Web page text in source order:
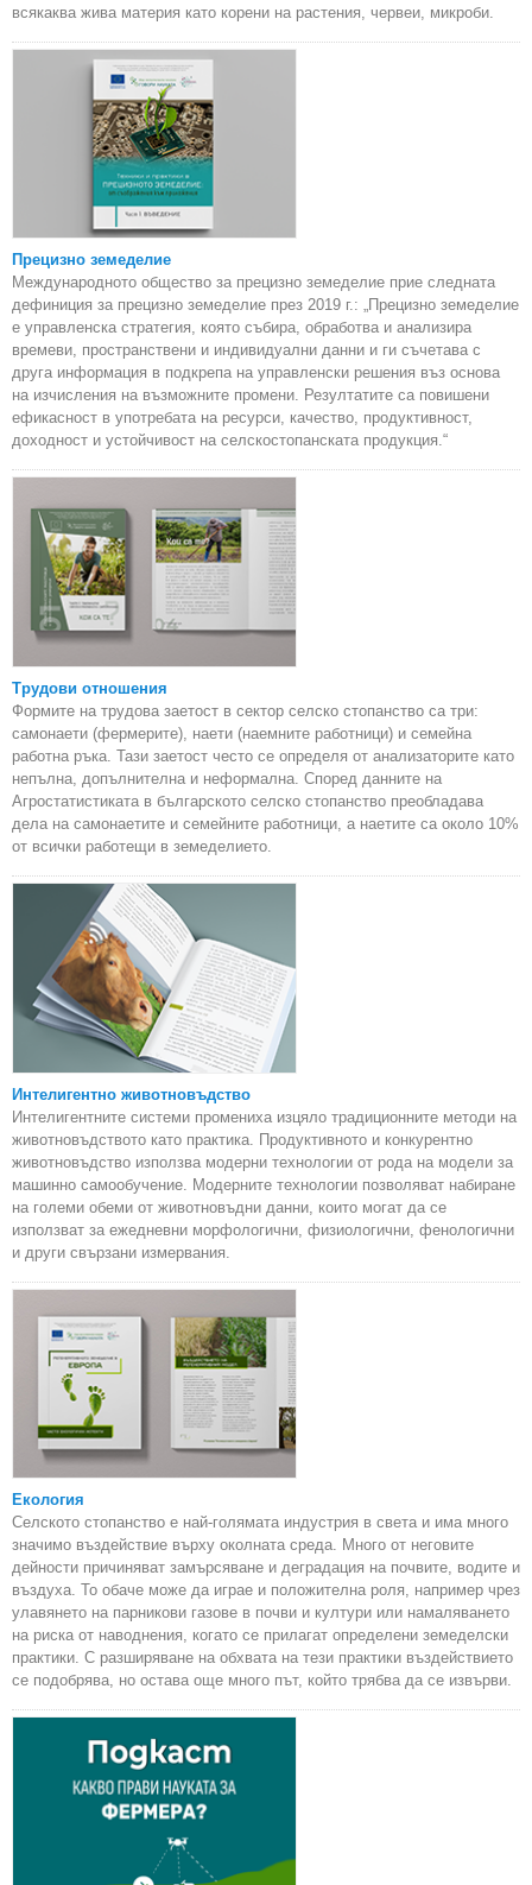
всякаква жива материя като корени на растения, червеи, микроби.
Прецизно земеделие
Международното общество за прецизно земеделие прие следната
дефиниция за прецизно земеделие през 2019 г.: „Прецизно земеделие
е управленска стратегия, която събира, обработва и анализира
времеви, пространствени и индивидуални данни и ги съчетава с
друга информация в подкрепа на управленски решения въз основа
на изчисления на възможните промени. Резултатите са повишени
ефикасност в употребата на ресурси, качество, продуктивност,
доходност и устойчивост на селскостопанската продукция.“
Трудови отношения
Формите на трудова заетост в сектор селско стопанство са три:
самонаети (фермерите), наети (наемните работници) и семейна
работна ръка. Тази заетост често се определя от анализаторите като
непълна, допълнителна и неформална. Според данните на
Агростатистиката в българското селско стопанство преобладава
дела на самонаетите и семейните работници, а наетите са около 10%
от всички работещи в земеделието.
Интелигентно животновъдство
Интелигентните системи промениха изцяло традиционните методи на
животновъдството като практика. Продуктивното и конкурентно
животновъдство използва модерни технологии от рода на модели за
машинно самообучение. Модерните технологии позволяват набиране
на големи обеми от животновъдни данни, които могат да се
използват за ежедневни морфологични, физиологични, фенологични
и други свързани измервания.
Екология
Селското стопанство е най-голямата индустрия в света и има много
значимо въздействие върху околната среда. Много от неговите
дейности причиняват замърсяване и деградация на почвите, водите и
въздуха. То обаче може да играе и положителна роля, например чрез
улавянето на парникови газове в почви и култури или намаляването
на риска от наводнения, когато се прилагат определени земеделски
практики. С разширяване на обхвата на тези практики въздействието
се подобрява, но остава още много път, който трябва да се извърви.